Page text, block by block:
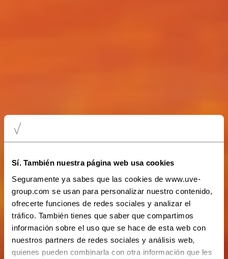
Sí. También nuestra página web usa cookies
Seguramente ya sabes que las cookies de www.uve-
group.com se usan para personalizar nuestro contenido,
ofrecerte funciones de redes sociales y analizar el
tráfico. También tienes que saber que compartimos
información sobre el uso que se hace de esta web con
nuestros partners de redes sociales y análisis web,
quienes pueden combinarla con otra información que les